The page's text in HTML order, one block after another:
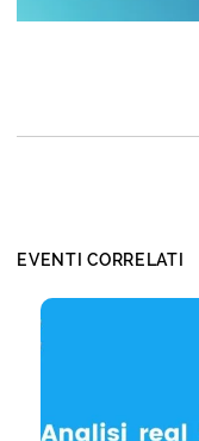
EVENTI CORRELATI